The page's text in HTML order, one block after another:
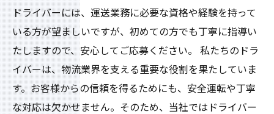
ドライバーには、運送業務に必要な資格や経験を持って
いる方が望ましいですが、初めての方でも丁寧に指導い
たしますので、安心してご応募ください。 私たちのドラ
イバーは、物流業界を支える重要な役割を果たしていま
す。お客様からの信頼を得るためにも、安全運転や丁寧
な対応は欠かせません。そのため、当社ではドライバー